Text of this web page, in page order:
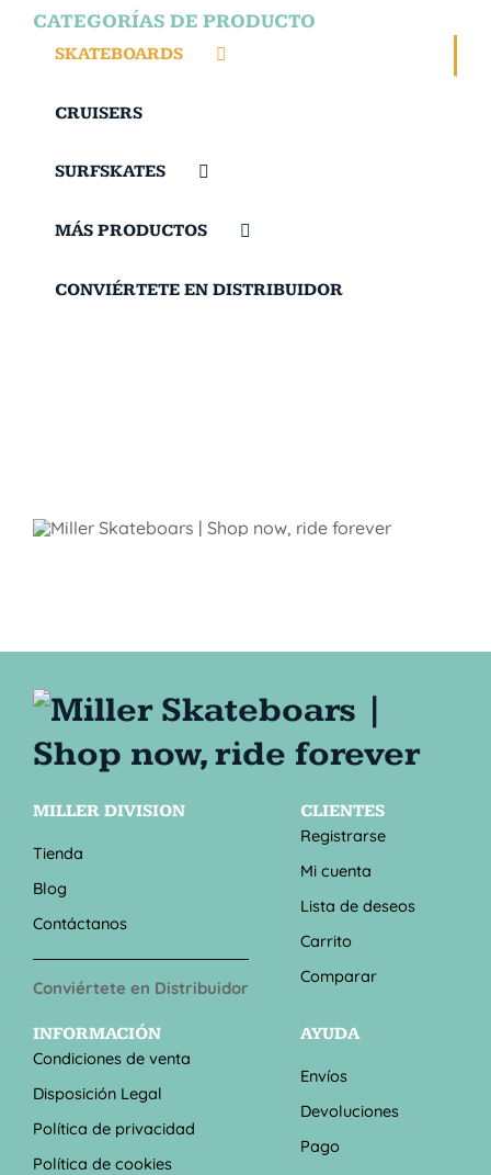
CATEGORÍAS DE PRODUCTO
SKATEBOARDS
CRUISERS
SURFSKATES
MÁS PRODUCTOS
CONVIÉRTETE EN DISTRIBUIDOR
MILLER DIVISION
Tienda
Blog
Contáctanos
Conviértete en Distribuidor
CLIENTES
Registrarse
Mi cuenta
Lista de deseos
Carrito
Comparar
INFORMACIÓN
Condiciones de venta
Disposición Legal
Política de privacidad
Política de cookies
AYUDA
Envíos
Devoluciones
Pago